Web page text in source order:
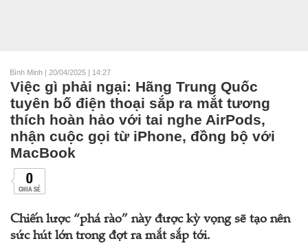
Bình Minh | 20/04/2025 | 14:27
Việc gì phải ngại: Hãng Trung Quốc
tuyên bố điện thoại sắp ra mắt tương
thích hoàn hảo với tai nghe AirPods,
nhận cuộc gọi từ iPhone, đồng bộ với
MacBook
0
CHIA SẺ
Chiến lược “phá rào” này được kỳ vọng sẽ tạo nên
sức hút lớn trong đợt ra mắt sắp tới.